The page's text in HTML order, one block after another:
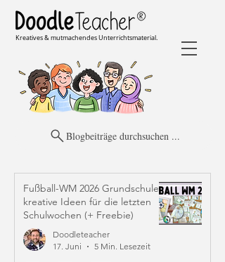
Kreatives & mutmachendes Unterrichtsmaterial.
Blogbeiträge durchsuchen ...
Fußball-WM 2026 Grundschule:
kreative Ideen für die letzten
Schulwochen (+ Freebie)
Doodleteacher
17. Juni
5 Min. Lesezeit